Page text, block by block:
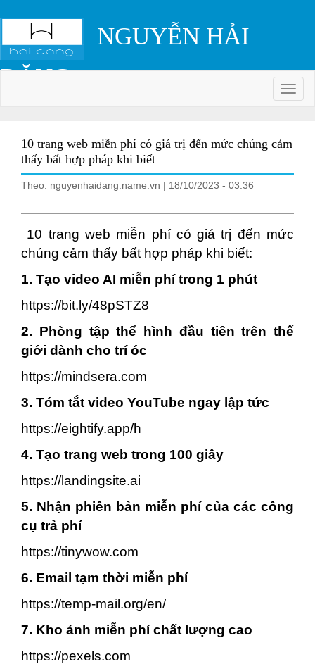
NGUYỄN HẢI
ĐĂNG
10 trang web miễn phí có giá trị đến mức chúng cảm
thấy bất hợp pháp khi biết
Theo: nguyenhaidang.name.vn | 18/10/2023 - 03:36
10 trang web miễn phí có giá trị đến mức
chúng cảm thấy bất hợp pháp khi biết:
1. Tạo video AI miễn phí trong 1 phút
https://bit.ly/48pSTZ8
2. Phòng tập thể hình đầu tiên trên thế
giới dành cho trí óc
https://mindsera.com
3. Tóm tắt video YouTube ngay lập tức
https://eightify.app/h
4. Tạo trang web trong 100 giây
https://landingsite.ai
5. Nhận phiên bản miễn phí của các công
cụ trả phí
https://tinywow.com
6. Email tạm thời miễn phí
https://temp-mail.org/en/
7. Kho ảnh miễn phí chất lượng cao
https://pexels.com